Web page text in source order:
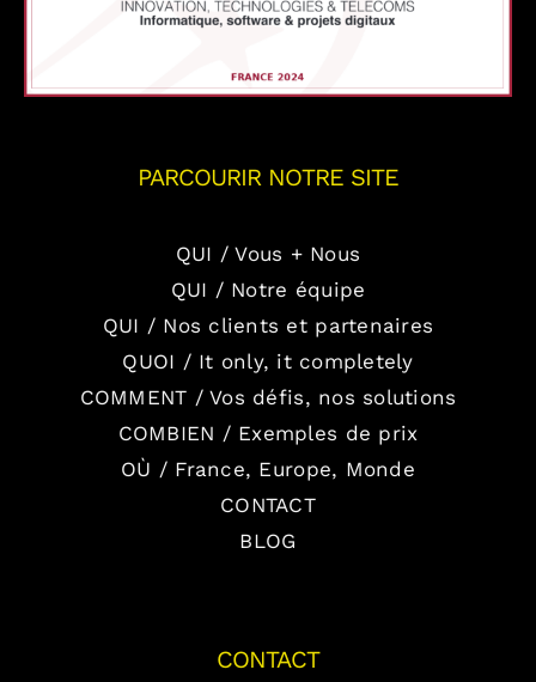
PARCOURIR NOTRE SITE
QUI / Vous + Nous
QUI / Notre équipe
QUI / Nos clients et partenaires
QUOI / It only, it completely
COMMENT / Vos défis, nos solutions
COMBIEN / Exemples de prix
OÙ / France, Europe, Monde
CONTACT
BLOG
CONTACT